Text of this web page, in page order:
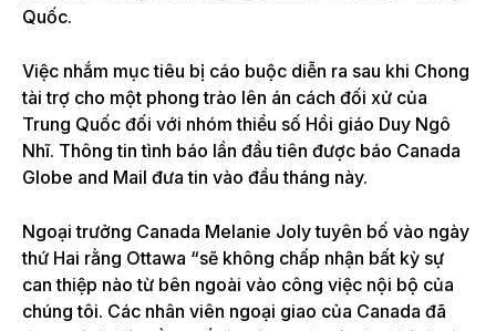
Quốc.
Việc nhắm mục tiêu bị cáo buộc diễn ra sau khi Chong
tài trợ cho một phong trào lên án cách đối xử của
Trung Quốc đối với nhóm thiểu số Hồi giáo Duy Ngô
Nhĩ. Thông tin tình báo lần đầu tiên được báo Canada
Globe and Mail đưa tin vào đầu tháng này.
Ngoại trưởng Canada Melanie Joly tuyên bố vào ngày
thứ Hai rằng Ottawa “sẽ không chấp nhận bất kỳ sự
can thiệp nào từ bên ngoài vào công việc nội bộ của
chúng tôi. Các nhân viên ngoại giao của Canada đã